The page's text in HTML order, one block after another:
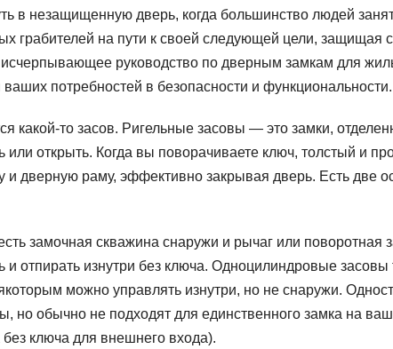
в незащищенную дверь, когда большинство людей
грабителей на пути к своей следующей цели, защищая
руководство по дверным замкам для
потребностей в безопасности и функциональности.
какой-то засов. Ригельные засовы — это замки,
или открыть. Когда вы поворачиваете ключ, толстый и
и дверную раму, эффективно закрывая дверь. Есть две
замочная скважина снаружи и рычаг или поворотная
и отпирать изнутри без ключа. Одноцилиндровые засовы
можно управлять изнутри, но не снаружи.
но обычно не подходят для единственного замка на
ключа для внешнего входа).